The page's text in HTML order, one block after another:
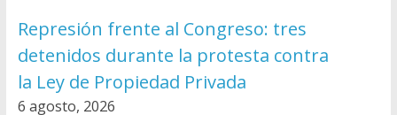
Represión frente al Congreso: tres
detenidos durante la protesta contra
la Ley de Propiedad Privada
6 agosto, 2026